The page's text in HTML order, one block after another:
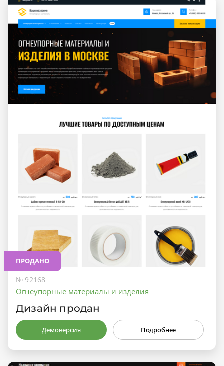
ПРОДАНО
№ 92168
Огнеупорные материалы и изделия
Дизайн продан
Демоверсия Подробнее